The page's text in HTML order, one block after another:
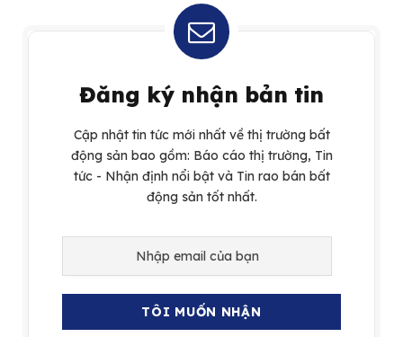
Đăng ký nhận bản tin
Cập nhật tin tức mới nhất về thị trường bất
động sản bao gồm: Báo cáo thị trường, Tin
tức - Nhận định nổi bật và Tin rao bán bất
động sản tốt nhất.